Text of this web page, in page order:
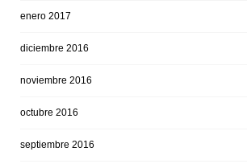
enero 2017
diciembre 2016
noviembre 2016
octubre 2016
septiembre 2016